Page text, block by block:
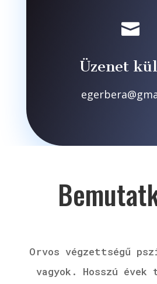

Üzenet
Orvos végzettségű
vagyok. Hosszú